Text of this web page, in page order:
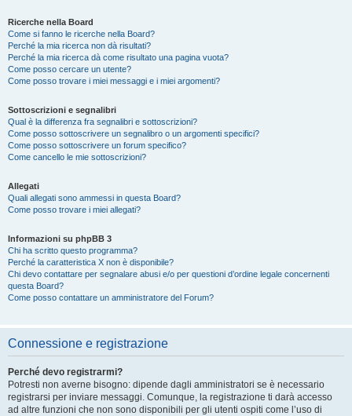
Ricerche nella Board
Come si fanno le ricerche nella Board?
Perché la mia ricerca non dà risultati?
Perché la mia ricerca dà come risultato una pagina vuota?
Come posso cercare un utente?
Come posso trovare i miei messaggi e i miei argomenti?
Sottoscrizioni e segnalibri
Qual è la differenza fra segnalibri e sottoscrizioni?
Come posso sottoscrivere un segnalibro o un argomenti specifici?
Come posso sottoscrivere un forum specifico?
Come cancello le mie sottoscrizioni?
Allegati
Quali allegati sono ammessi in questa Board?
Come posso trovare i miei allegati?
Informazioni su phpBB 3
Chi ha scritto questo programma?
Perché la caratteristica X non è disponibile?
Chi devo contattare per segnalare abusi e/o per questioni d’ordine legale concernenti
questa Board?
Come posso contattare un amministratore del Forum?
Connessione e registrazione
Perché devo registrarmi?
Potresti non averne bisogno: dipende dagli amministratori se è necessario
registrarsi per inviare messaggi. Comunque, la registrazione ti darà accesso
ad altre funzioni che non sono disponibili per gli utenti ospiti come l’uso di